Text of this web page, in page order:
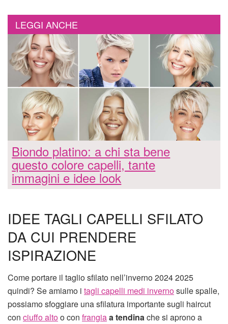
LEGGI ANCHE
Biondo platino: a chi sta bene
questo colore capelli, tante
immagini e idee look
IDEE TAGLI CAPELLI SFILATO
DA CUI PRENDERE
ISPIRAZIONE
Come portare il taglio sfilato nell’inverno 2024 2025
quindi? Se amiamo i tagli capelli medi invernosulle spalle,
possiamo sfoggiare una sfilatura importante sugli haircut
con ciuffo altoo con frangiaa tendinache si aprono a